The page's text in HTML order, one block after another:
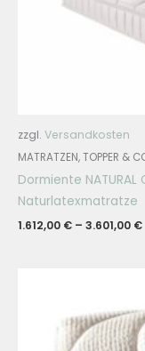
zzgl. Versandkosten
MATRATZEN, TOPPER &
Dormiente
Naturlatexmatratze
1.612,00 € – 3.601,00 €